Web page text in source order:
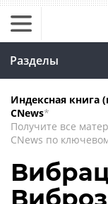
Разделы
Индексная книга
CNews*
Получите все
CNews по